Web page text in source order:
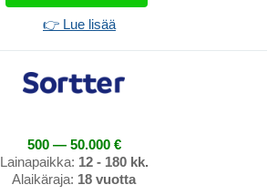
👉 Lue lisää
500 — 50.000 €
Lainapaikka: 12 - 180 kk.
Alaikäraja: 18 vuotta